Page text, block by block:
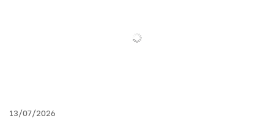
13/07/2026